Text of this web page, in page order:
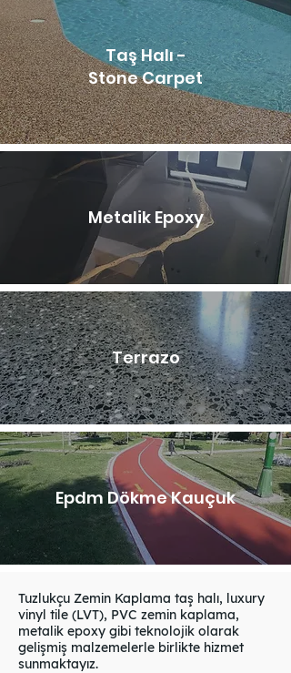
Taş Halı -
Stone Carpet
Metalik Epoxy
Terrazo
Epdm Dökme Kauçuk
Tuzlukçu Zemin Kaplama taş halı, luxury
vinyl tile (LVT), PVC zemin kaplama,
metalik epoxy gibi teknolojik olarak
gelişmiş malzemelerle birlikte hizmet
sunmaktayız.